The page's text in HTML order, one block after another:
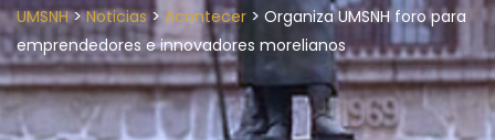
UMSNH>Noticias> Acontecer > Organiza UMSNH foro para
emprendedores e innovadores morelianos